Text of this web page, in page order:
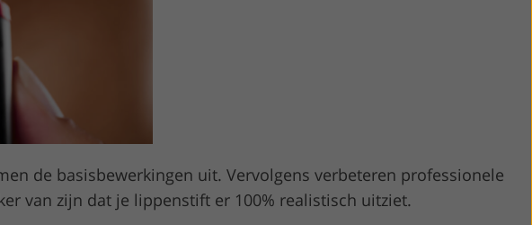
de basisbewerkingen uit. Vervolgens verbeteren professionele
van zijn dat je lippenstift er 100% realistisch uitziet.